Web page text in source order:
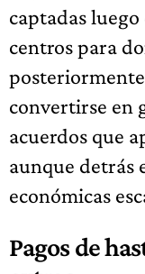
captadas
centros para
convertirse en
acuerdos que
aunque detrás
económicas
Pagos de